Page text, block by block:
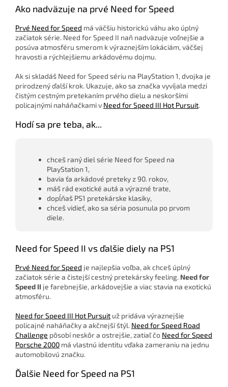
Ako nadväzuje na prvé Need for Speed
Prvé Need for Speed má väčšiu historickú váhu ako úplný
začiatok série. Need for Speed II naň nadväzuje voľnejšie a
posúva atmosféru smerom k výraznejším lokáciám, väčšej
hravosti a rýchlejšiemu arkádovému dojmu.
Ak si skladáš Need for Speed sériu na PlayStation 1, dvojka je
prirodzený ďalší krok. Ukazuje, ako sa značka vyvíjala medzi
čistým cestným pretekaním prvého dielu a neskoršími
policajnými naháňačkami v Need for Speed III Hot Pursuit.
Hodí sa pre teba, ak...
chceš raný diel série Need for Speed na
PlayStation 1,
bavia ťa arkádové preteky z 90. rokov,
máš rád exotické autá a výrazné trate,
dopĺňaš PS1 pretekárske klasiky,
chceš vidieť, ako sa séria posunula po prvom
diele.
Need for Speed II vs ďalšie diely na PS1
Prvé Need for Speed je najlepšia voľba, ak chceš úplný
začiatok série a čistejší cestný pretekársky feeling. Need for
Speed II je farebnejšie, arkádovejšie a viac stavia na exotickú
atmosféru.
Need for Speed III Hot Pursuit už pridáva výraznejšie
policajné naháňačky a akčnejší štýl. Need for Speed Road
Challenge pôsobí neskôr a ostrejšie, zatiaľ čo Need for Speed
Porsche 2000 má vlastnú identitu vďaka zameraniu na jednu
automobilovú značku.
Ďalšie Need for Speed na PS1